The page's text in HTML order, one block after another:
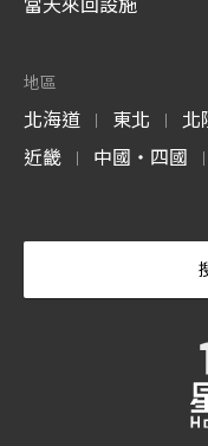
地區
北海道 | 東北 | 北
近畿 | 中國・四國 |